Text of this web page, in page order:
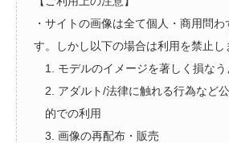
・サイトの画像は全て個人・商用問
す。しかし以下の場合は利用を禁止し
1. モデルのイメージを著しく損なう
2. アダルト/法律に触れる行為など
的での利用
3. 画像の再配布・販売